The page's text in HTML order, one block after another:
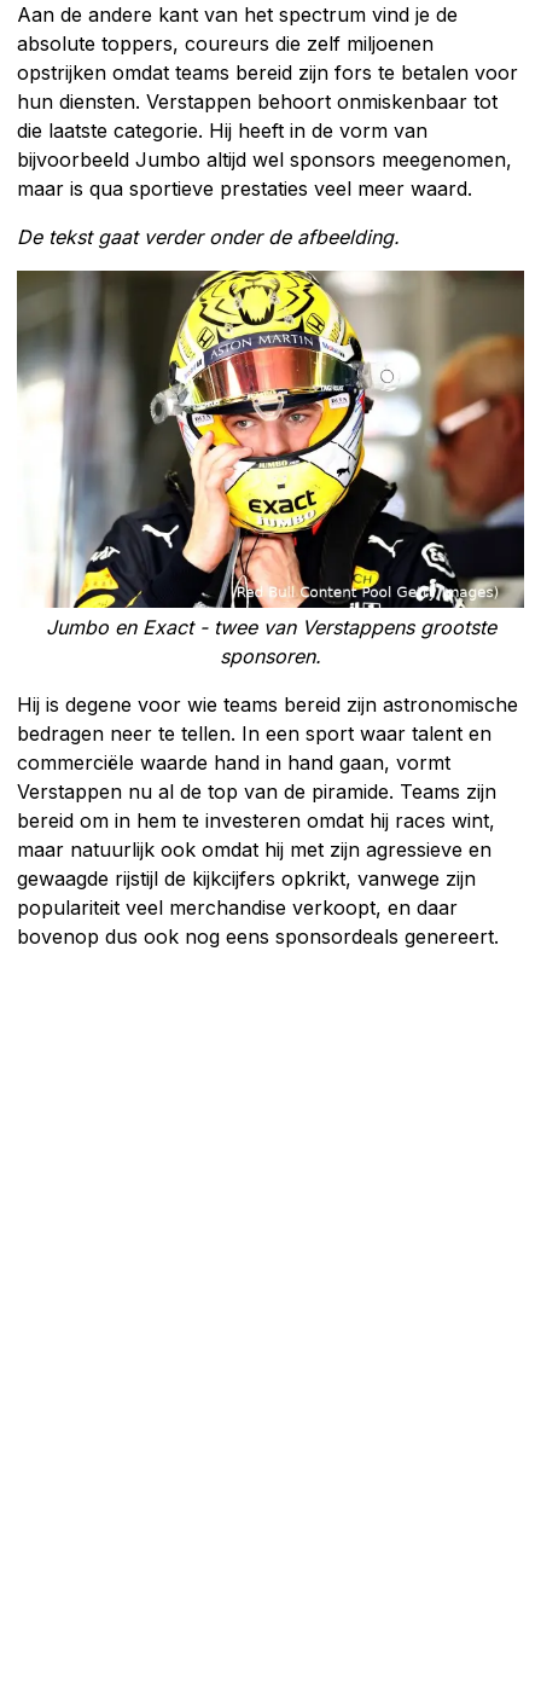
Aan de andere kant van het spectrum vind je de
absolute toppers, coureurs die zelf miljoenen
opstrijken omdat teams bereid zijn fors te betalen voor
hun diensten. Verstappen behoort onmiskenbaar tot
die laatste categorie. Hij heeft in de vorm van
bijvoorbeeld Jumbo altijd wel sponsors meegenomen,
maar is qua sportieve prestaties veel meer waard.
De tekst gaat verder onder de afbeelding.
Jumbo en Exact - twee van Verstappens grootste
sponsoren.
Hij is degene voor wie teams bereid zijn astronomische
bedragen neer te tellen. In een sport waar talent en
commerciële waarde hand in hand gaan, vormt
Verstappen nu al de top van de piramide. Teams zijn
bereid om in hem te investeren omdat hij races wint,
maar natuurlijk ook omdat hij met zijn agressieve en
gewaagde rijstijl de kijkcijfers opkrikt, vanwege zijn
populariteit veel merchandise verkoopt, en daar
bovenop dus ook nog eens sponsordeals genereert.